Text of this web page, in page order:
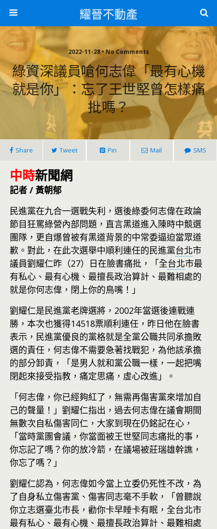
耀晉不動產
2022-11-28 • No Comments
綠資深議員嗆何志偉「最有心機
就是你」：忘了王世堅曾怎樣痛
批嗎？
Share Tweet Pin Mail SMS
中時新聞網
記者 / 黃朝郁
民進黨在九合一選戰失利，選後綠委何志偉在政論
節目狂罵綠營內部問題，直言黑道進入陳時中競選
團隊，更自爆曾被有黑道背景的中常委逼迫當眾道
歉。對此，在此次選舉中順利連任的民進黨台北市
議員劉耀仁昨（27）日在臉書痛批，「全台北市最
有私心、最有心機、最擅長政治算計、最難相處的
就是你何志偉，閉上你的鳥嘴！」
劉耀仁是民進黨老牌選將，2002年當選後連戰連
勝，本次也獲得14518票順利連任，昨日他在臉書
表示，民進黨優良的黨格就是全黨公職共同承擔敗
選的責任，何志偉不需要急著找戰犯，為他該承擔
的部分卸責，「是男人就和黨公職一樣，一起把嘴
閉起來接受指教，痛定思痛，虛心改進」。
「何志偉，你已經夠紅了，無需再傷害黨來增加自
己的聲量！」劉耀仁指出，過去何志偉在議會期間
無數次自私傷害同仁，大家到現在仍銘記在心，
「當時黨團會議，你當面被王世堅同志痛批的事，
你忘記了嗎？你的放冷箭，在議場被莊瑞雄幹譙，
你忘了嗎？」
劉耀仁認為，何志偉如今當上立委仍死性不改，為
了自身私立傷害黨、傷害同志毫不手軟，「曾聽說
你立志選臺北市長，勸你卡早睡卡有眠，全台北市
最有私心、最有心機、最擅長政治算計、最難相處